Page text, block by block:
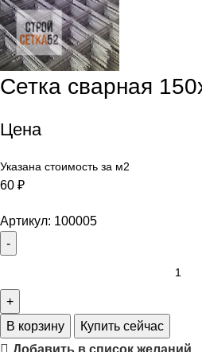
Сетка сварная
Цена
Указана стоимость за м2
60 ₽
Артикул: 100005
В корзину
Купить сейчас